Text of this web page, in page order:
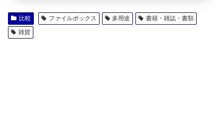
比較 ファイルボックス 多用途
書籍・雑誌・書類
雑貨